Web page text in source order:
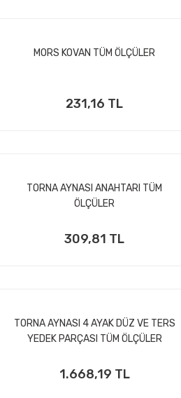
MORS KOVAN TÜM ÖLÇÜLER
231,16 TL
TORNA AYNASI ANAHTARI TÜM
ÖLÇÜLER
309,81 TL
TORNA AYNASI 4 AYAK DÜZ VE TERS
YEDEK PARÇASI TÜM ÖLÇÜLER
1.668,19 TL